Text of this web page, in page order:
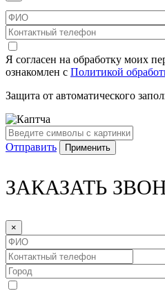
Я согласен на обработку моих
ознакомлен с Политикой
Защита от автоматического
Отправить
ЗАКАЗАТЬ
×